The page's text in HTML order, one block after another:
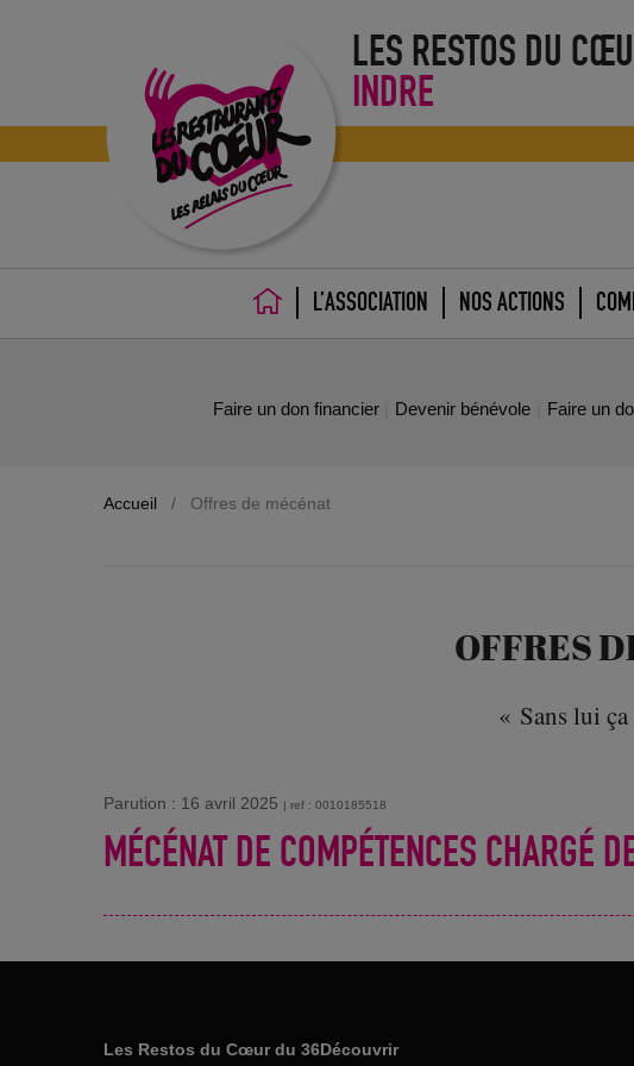
LES RESTOS DU
INDRE
ACCUEILL’ASSOCIATION NOS ACTIONS
Faire un don financier Devenir bénévole Faire un
Accueil / Offres de mécénat
OFFRES
« Sans lui
Parution : 16 avril 2025 | ref : 0010185518
MÉCÉNAT DE COMPÉTENCES CHARGÉ
Les Restos du Cœur du 36Découvrir